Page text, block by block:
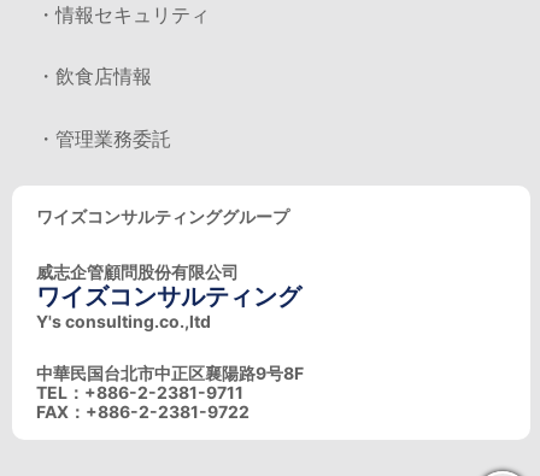
・情報セキュリティ
・飲食店情報
・管理業務委託
ワイズコンサルティンググループ
威志企管顧問股份有限公司
ワイズコンサルティング
Y's consulting.co.,ltd
中華民国台北市中正区襄陽路9号8F
TEL：+886-2-2381-9711
FAX：+886-2-2381-9722